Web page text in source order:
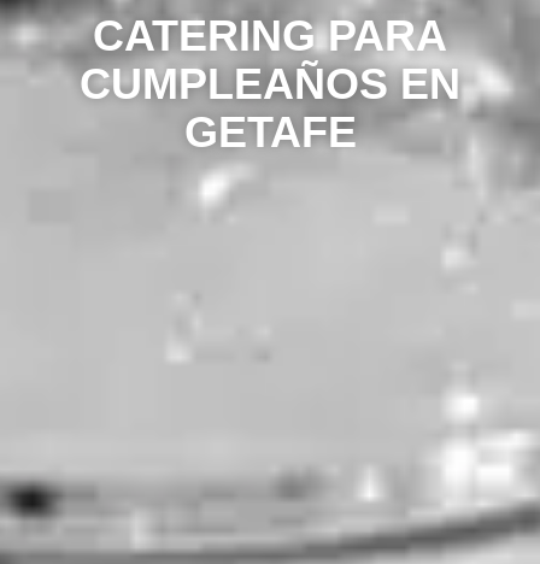
CATERING PARA
CUMPLEAÑOS EN
GETAFE